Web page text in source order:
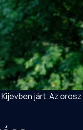
járt. Az orosz